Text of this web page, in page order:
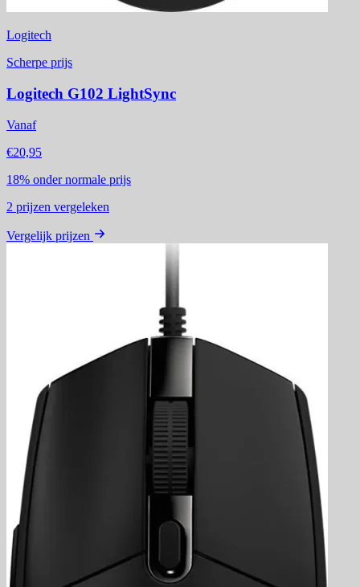
Logitech
Scherpe prijs
Logitech G102 LightSync
Vanaf
€20,95
18% onder normale prijs
2 prijzen vergeleken
Vergelijk prijzen